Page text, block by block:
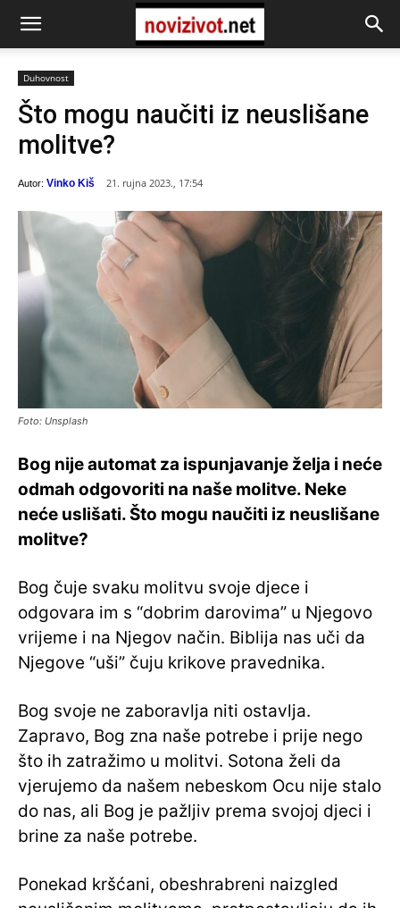
Duhovnost
Što mogu naučiti iz neuslišane
molitve?
Autor: Vinko Kiš 21. rujna 2023., 17:54
Foto: Unsplash
Bog nije automat za ispunjavanje želja i neće
odmah odgovoriti na naše molitve. Neke
neće uslišati. Što mogu naučiti iz neuslišane
molitve?
Bog čuje svaku molitvu svoje djece i
odgovara im s “dobrim darovima” u Njegovo
vrijeme i na Njegov način. Biblija nas uči da
Njegove “uši” čuju krikove pravednika.
Bog svoje ne zaboravlja niti ostavlja.
Zapravo, Bog zna naše potrebe i prije nego
što ih zatražimo u molitvi. Sotona želi da
vjerujemo da našem nebeskom Ocu nije stalo
do nas, ali Bog je pažljiv prema svojoj djeci i
brine za naše potrebe.
Ponekad kršćani, obeshrabreni naizgled